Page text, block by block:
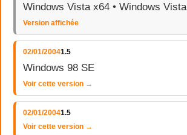
Windows Vista x64 • Windows Vista
Version affichée
02/01/20041.5
Windows 98 SE
Voir cette version →
02/01/20041.5
Voir cette version →